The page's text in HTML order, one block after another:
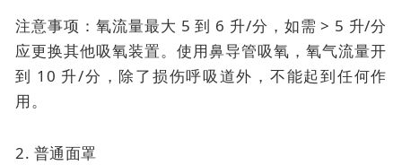
注意事项：氧流量最大 5 到 6 升/分，如需 > 5 升/分
应更换其他吸氧装置。使用鼻导管吸氧，氧气流量开
到 10 升/分，除了损伤呼吸道外，不能起到任何作
用。
2. 普通面罩